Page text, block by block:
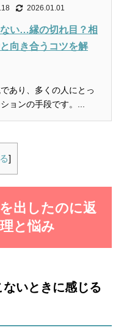
2026.01.01
い…縁の切れ目？相
向き合うコツを解
あり、多くの人にとっ
ョンの手段です。...
]
出したのに返
と悩み
いときに感じる